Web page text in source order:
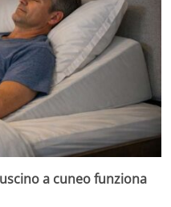
a cuneo funziona